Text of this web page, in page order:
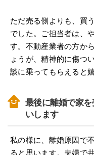
ただ売る側よりも、買
でした。ご担当者は、
す。不動産業者の方か
ょうが、精神的に傷つ
談に乗ってもらえると
最後に離婚で家
いします
私の様に、離婚原因で
ると思います。夫婦で